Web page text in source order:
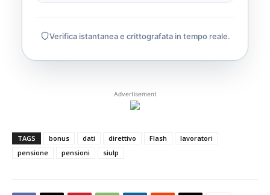
Verifica istantanea e crittografata in tempo reale.
Advertisement
TAGS bonus dati direttivo Flash
lavoratori
pensione
pensioni siulp